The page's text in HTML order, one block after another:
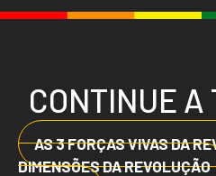
CONTINUE A
AS 3 FORÇAS VIVAS DA
DIMENSÕES DA REVOLUÇÃO